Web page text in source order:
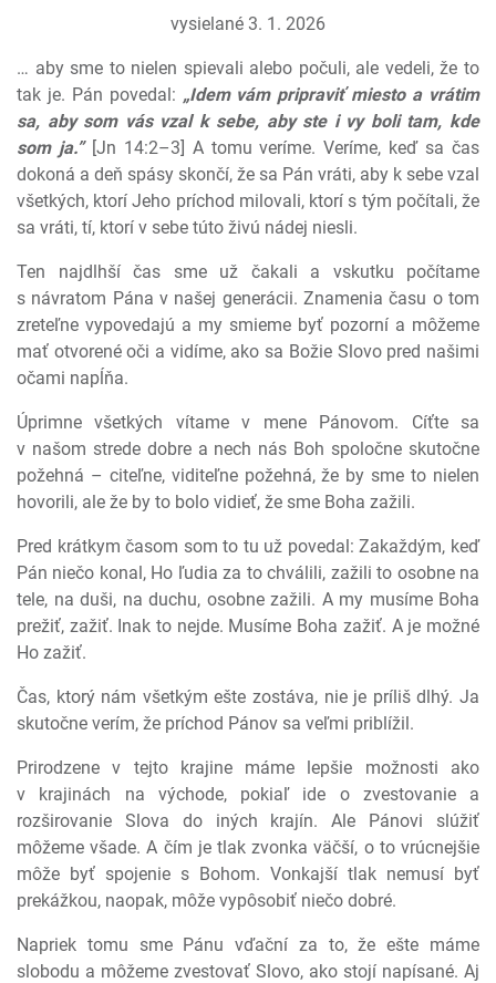
vysielané 3. 1. 2026
… aby sme to nielen spievali alebo počuli, ale vedeli, že to
tak je. Pán povedal: „Idem vám pripraviť miesto a vrátim
sa, aby som vás vzal k sebe, aby ste i vy boli tam, kde
som ja.”[Jn 14:2–3] A tomu veríme. Veríme, keď sa čas
dokoná a deň spásy skončí, že sa Pán vráti, aby k sebe vzal
všetkých, ktorí Jeho príchod milovali, ktorí s tým počítali, že
sa vráti, tí, ktorí v sebe túto živú nádej niesli.
Ten najdlhší čas sme už čakali a vskutku počítame
s návratom Pána v našej generácii. Znamenia času o tom
zreteľne vypovedajú a my smieme byť pozorní a môžeme
mať otvorené oči a vidíme, ako sa Božie Slovo pred našimi
očami napĺňa.
Úprimne všetkých vítame v mene Pánovom. Cíťte sa
v našom strede dobre a nech nás Boh spoločne skutočne
požehná – citeľne, viditeľne požehná, že by sme to nielen
hovorili, ale že by to bolo vidieť, že sme Boha zažili.
Pred krátkym časom som to tu už povedal: Zakaždým, keď
Pán niečo konal, Ho ľudia za to chválili, zažili to osobne na
tele, na duši, na duchu, osobne zažili. A my musíme Boha
prežiť, zažiť. Inak to nejde. Musíme Boha zažiť. A je možné
Ho zažiť.
Čas, ktorý nám všetkým ešte zostáva, nie je príliš dlhý. Ja
skutočne verím, že príchod Pánov sa veľmi priblížil.
Prirodzene v tejto krajine máme lepšie možnosti ako
v krajinách na východe, pokiaľ ide o zvestovanie a
rozširovanie Slova do iných krajín. Ale Pánovi slúžiť
môžeme všade. A čím je tlak zvonka väčší, o to vrúcnejšie
môže byť spojenie s Bohom. Vonkajší tlak nemusí byť
prekážkou, naopak, môže vypôsobiť niečo dobré.
Napriek tomu sme Pánu vďační za to, že ešte máme
slobodu a môžeme zvestovať Slovo, ako stojí napísané. Aj